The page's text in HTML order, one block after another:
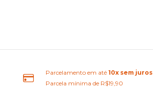
Parcelamento em até10x sem juros
Parcela mínima de R$19,90